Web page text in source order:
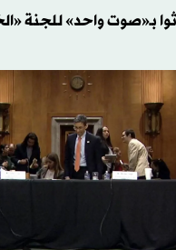
بـ«صوت واحد» للجنة